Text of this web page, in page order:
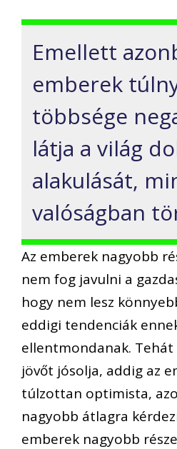
Emellett
emberek
többsége
látja a világ
alakulását,
valóságban
Az emberek nagyobb
nem fog javulni a
hogy nem lesz
eddigi tendenciák
ellentmondanak. Tehát
jövőt jósolja, addig az
túlzottan optimista,
nagyobb átlagra
emberek nagyobb